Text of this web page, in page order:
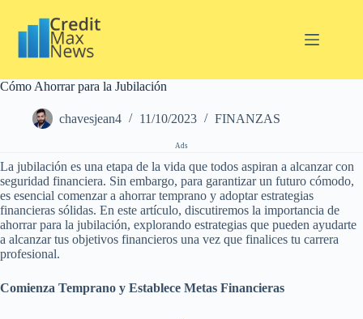
Cómo Ahorrar para la Jubilación
chavesjean4 11/10/2023 FINANZAS
Ads
La jubilación es una etapa de la vida que todos aspiran a alcanzar con
seguridad financiera. Sin embargo, para garantizar un futuro cómodo,
es esencial comenzar a ahorrar temprano y adoptar estrategias
financieras sólidas. En este artículo, discutiremos la importancia de
ahorrar para la jubilación, explorando estrategias que pueden ayudarte
a alcanzar tus objetivos financieros una vez que finalices tu carrera
profesional.
Comienza Temprano y Establece Metas Financieras